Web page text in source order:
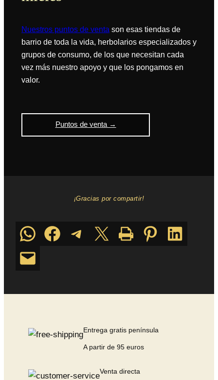
Nuestros puntos de venta son esas tiendas de
barrio de toda la vida, herbolarios especializados y
grupos de consumo, de los que necesitan cada
vez más nuestro apoyo y que los pongamos en
valor.
Puntos de venta →
¡Gracias por compartir!
Compartir en WhatsApp
CompartirCompartir en Telegram
Compartir en X Imprime esta páginaCompartir en PinterestCompartir en LinkedIn
Envía esta página por correo electrónico
Entrega gratis península
A partir de 95 euros
Venta directa